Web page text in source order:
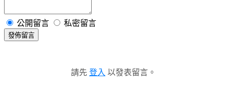
公開留言 私密留言
發佈留言
請先 登入 以發表留言。